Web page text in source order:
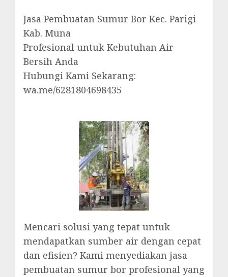
Jasa Pembuatan Sumur Bor Kec. Parigi
Kab. Muna
Profesional untuk Kebutuhan Air
Bersih Anda
Hubungi Kami Sekarang:
wa.me/6281804698435
Mencari solusi yang tepat untuk
mendapatkan sumber air dengan cepat
dan efisien? Kami menyediakan jasa
pembuatan sumur bor profesional yang